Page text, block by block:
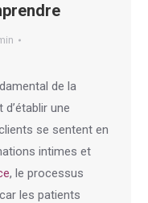
de la
une
se sentent en
intimes et
, le processus
les patients